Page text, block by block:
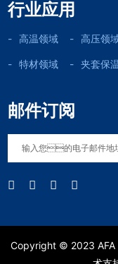
行业应用
高温领域 高压领
特材领域 夹套保
邮件订阅
Copyright © 2023 AFA